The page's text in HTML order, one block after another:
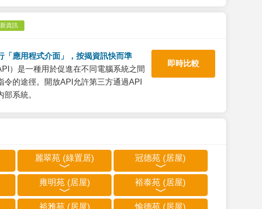
資訊
「應用程式介面」，按揭資訊快而準
）是一種用於促進在不同電腦系統之間
令的途徑。開放API允許第三方通過API
系統。
即時比較
麗翠苑 (綠置居) 冠德苑 (居屋)
雍明苑 (居屋) 裕泰苑 (居屋)
裕雅苑 (居屋) 愉德苑 (居屋)